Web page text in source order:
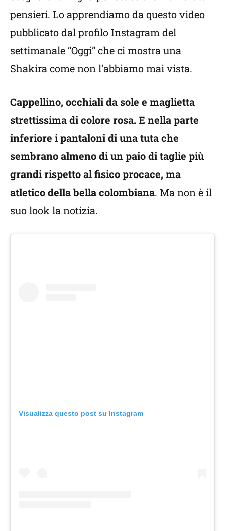
pensieri. Lo apprendiamo da questo video
pubblicato dal profilo Instagram del
settimanale “Oggi” che ci mostra una
Shakira come non l’abbiamo mai vista.
Cappellino, occhiali da sole e maglietta
strettissima di colore rosa. E nella parte
inferiore i pantaloni di una tuta che
sembrano almeno di un paio di taglie più
grandi rispetto al fisico procace, ma
atletico della bella colombiana. Ma non è il
suo look la notizia.
Visualizza questo post su Instagram